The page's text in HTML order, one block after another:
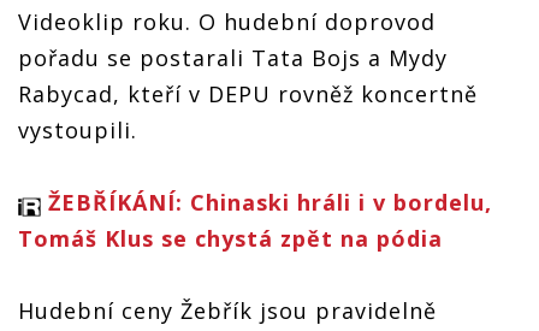
Videoklip roku. O hudební doprovod
pořadu se postarali Tata Bojs a Mydy
Rabycad, kteří v DEPU rovněž koncertně
vystoupili.
ŽEBŘÍKÁNÍ: Chinaski hráli i v bordelu,
Tomáš Klus se chystá zpět na pódia
Hudební ceny Žebřík jsou pravidelně